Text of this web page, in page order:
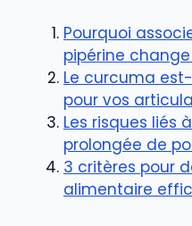
Pourquoi
pipérine
Le curcuma
pour vos
Les risques liés
prolongée de
3 critères pour
alimentaire